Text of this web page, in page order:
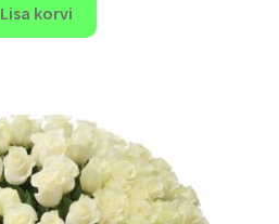
Lisa korvi